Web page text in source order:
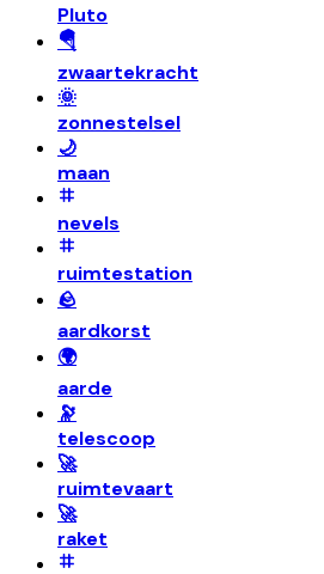
Pluto
🪂
zwaartekracht
🌞
zonnestelsel
🌙
maan
nevels
ruimtestation
🪨
aardkorst
🌍
aarde
🔭
telescoop
🚀
ruimtevaart
🚀
raket